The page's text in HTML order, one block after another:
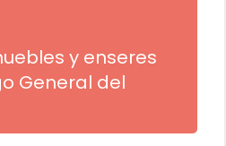
y enseres
General del